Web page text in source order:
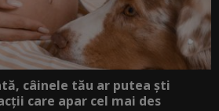
câinele tău ar putea ști
care apar cel mai des